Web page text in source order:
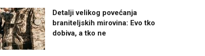
Detalji velikog povećanja
braniteljskih mirovina: Evo tko
dobiva, a tko ne